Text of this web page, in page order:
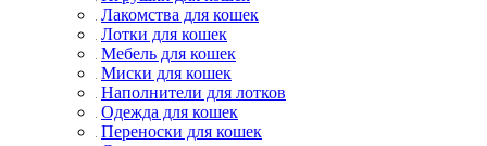
Лакомства для кошек
Лотки для кошек
Мебель для кошек
Миски для кошек
Наполнители для лотков
Одежда для кошек
Переноски для кошек